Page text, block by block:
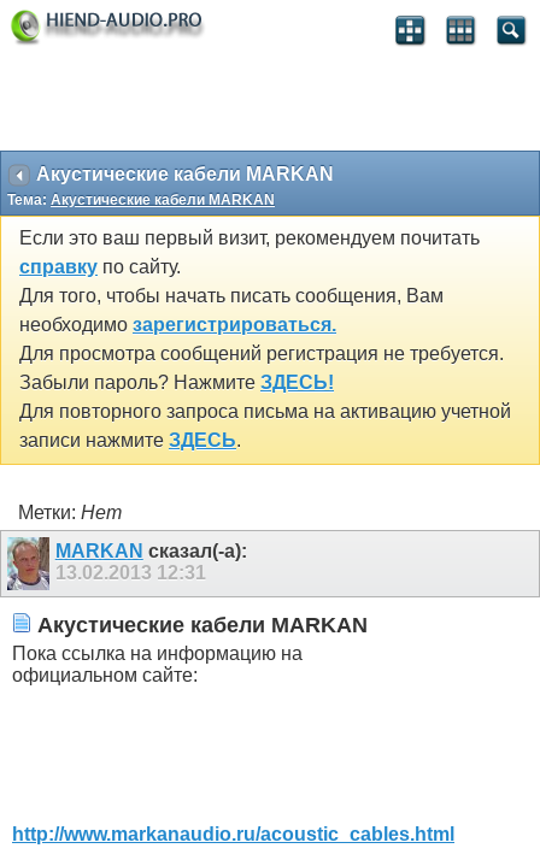
Акустические кабели MARKAN
Тема: Акустические кабели MARKAN
Если это ваш первый визит, рекомендуем почитать
справку по сайту.
Для того, чтобы начать писать сообщения, Вам
необходимо зарегистрироваться.
Для просмотра сообщений регистрация не требуется.
Забыли пароль? Нажмите ЗДЕСЬ!
Для повторного запроса письма на активацию учетной
записи нажмите ЗДЕСЬ.
Метки: Нет
MARKAN сказал(-а):
13.02.2013 12:31
Акустические кабели MARKAN
Пока ссылка на информацию на
официальном сайте:
http://www.markanaudio.ru/acoustic_cables.html